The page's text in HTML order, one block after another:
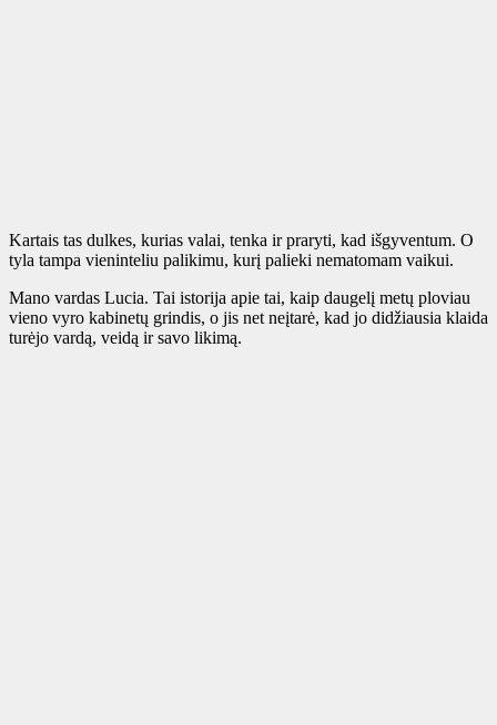
Kartais tas dulkes, kurias valai, tenka ir praryti, kad išgyventum. O
tyla tampa vieninteliu palikimu, kurį palieki nematomam vaikui.
Mano vardas Lucia. Tai istorija apie tai, kaip daugelį metų ploviau
vieno vyro kabinetų grindis, o jis net neįtarė, kad jo didžiausia klaida
turėjo vardą, veidą ir savo likimą.